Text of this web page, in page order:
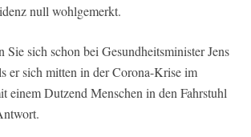
null wohlgemerkt.
Sie sich schon bei Gesundheitsminister Jens
er sich mitten in der Corona-Krise im
einem Dutzend Menschen in den Fahrstuhl